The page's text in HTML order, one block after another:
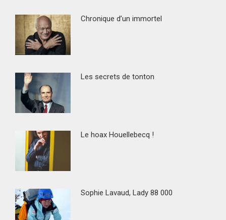
Chronique d’un immortel
Les secrets de tonton
Le hoax Houellebecq !
Sophie Lavaud, Lady 88 000